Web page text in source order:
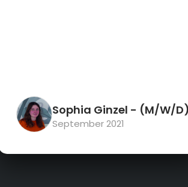
Sophia Ginzel - (M/W/
September 2021